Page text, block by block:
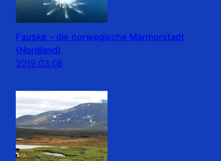
Fauske – die norwegische Marmorstadt
(Nordland)
2019.03.08